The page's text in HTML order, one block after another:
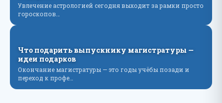
Увлечение астрологией сегодня выходит за рамки просто
гороскопов…
Что подарить выпускнику магистратуры —
идеи подарков
Окончание магистратуры — это годы учёбы позади и
переход к профе…